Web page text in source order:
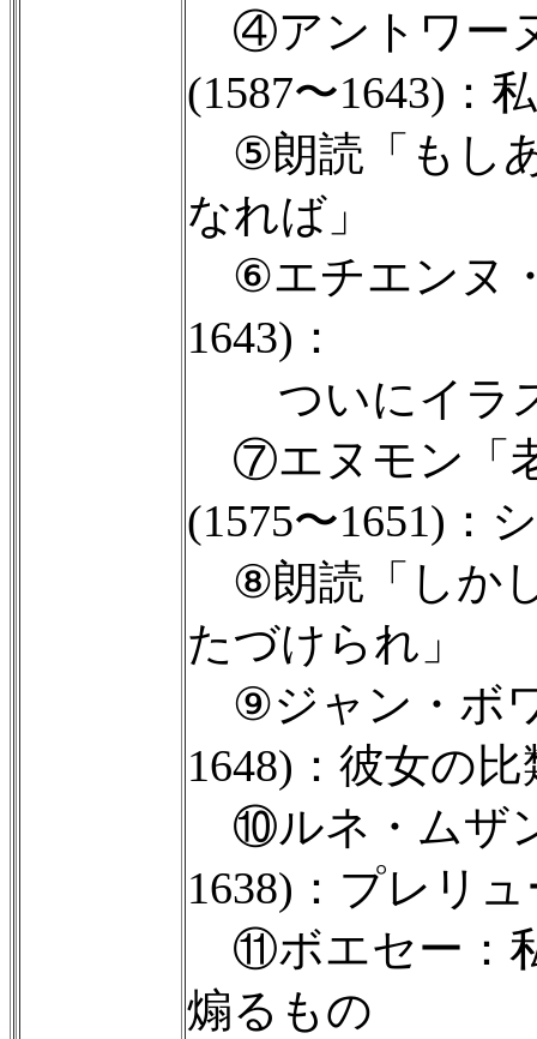
④アントワー
(1587〜1643)：
⑤朗読「もし
なれば」
⑥エチエンヌ
1643)：
ついにイラ
⑦エヌモン「
(1575〜1651)：
⑧朗読「しか
たづけられ」
⑨ジャン・ボ
1648)：彼女の
⑩ルネ・ムザ
1638)：プレリ
⑪ボエセー：
煽るもの